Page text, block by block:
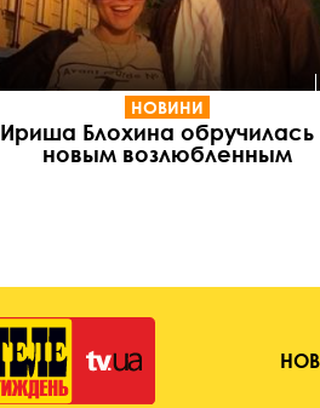
НОВИНИ
Ириша Блохина обручилась
новым возлюбленным